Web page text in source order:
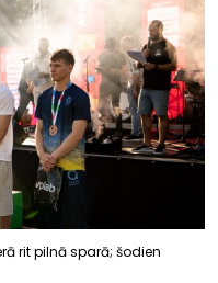
rit pilnā sparā; šodien